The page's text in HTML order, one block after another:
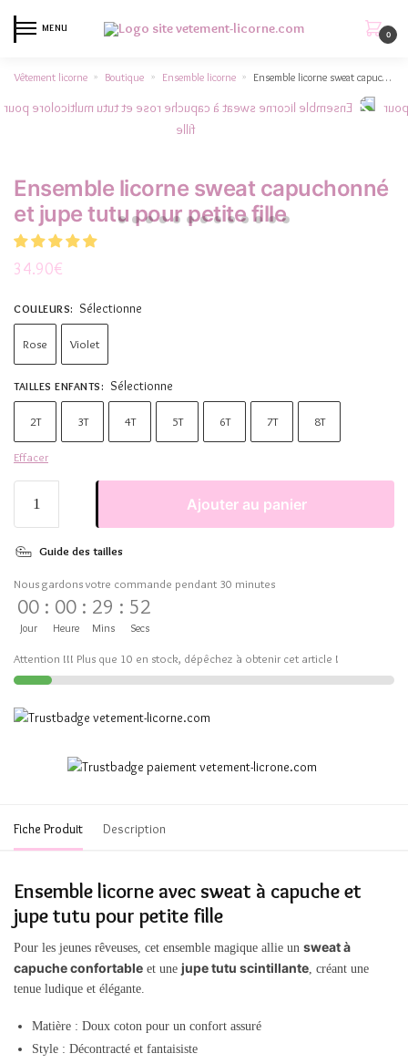
MENU
0
Vêtement licorne » Boutique » Ensemble licorne » Ensemble licorne sweat capuchonné et jupe tutu pour petite fille
Ensemble licorne sweat capuchonné
et jupe tutu pour petite fille
34.90€
COULEURS: Sélectionne
Rose Violet
TAILLES ENFANTS: Sélectionne
2T 3T 4T 5T 6T 7T 8T
Effacer
Ajouter au panier
Guide des tailles
Nous gardons votre commande pendant 30 minutes
00
Jour
: 00
Heure
: 29
Mins
: 51
Secs
Attention !!! Plus que 10 en stock, dépêchez à obtenir cet article !
Fiche Produit Description
Ensemble licorne avec sweat à capuche et
jupe tutu pour petite fille
Pour les jeunes rêveuses, cet ensemble magique allie un sweat à
capuche confortable et une jupe tutu scintillante, créant une
tenue ludique et élégante.
Matière : Doux coton pour un confort assuré
Style : Décontracté et fantaisiste